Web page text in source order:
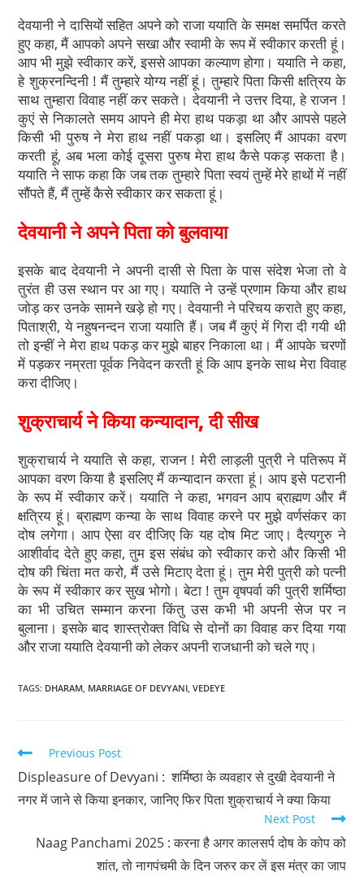
देवयानी ने दासियों सहित अपने को राजा ययाति के समक्ष समर्पित करते
हुए कहा, मैं आपको अपने सखा और स्वामी के रूप में स्वीकार करती हूं।
आप भी मुझे स्वीकार करें, इससे आपका कल्याण होगा। ययाति ने कहा,
हे शुक्रनन्दिनी ! मैं तुम्हारे योग्य नहीं हूं। तुम्हारे पिता किसी क्षत्रिय के
साथ तुम्हारा विवाह नहीं कर सकते। देवयानी ने उत्तर दिया, हे राजन !
कुएं से निकालते समय आपने ही मेरा हाथ पकड़ा था और आपसे पहले
किसी भी पुरुष ने मेरा हाथ नहीं पकड़ा था। इसलिए मैं आपका वरण
करती हूं, अब भला कोई दूसरा पुरुष मेरा हाथ कैसे पकड़ सकता है।
ययाति ने साफ कहा कि जब तक तुम्हारे पिता स्वयं तुम्हें मेरे हाथों में नहीं
सौंपते हैं, मैं तुम्हें कैसे स्वीकार कर सकता हूं।
देवयानी ने अपने पिता को बुलवाया
इसके बाद देवयानी ने अपनी दासी से पिता के पास संदेश भेजा तो वे
तुरंत ही उस स्थान पर आ गए। ययाति ने उन्हें प्रणाम किया और हाथ
जोड़ कर उनके सामने खड़े हो गए। देवयानी ने परिचय कराते हुए कहा,
पिताश्री, ये नहुषनन्दन राजा ययाति हैं। जब मैं कुएं में गिरा दी गयी थी
तो इन्हीं ने मेरा हाथ पकड़ कर मुझे बाहर निकाला था। मैं आपके चरणों
में पड़कर नम्रता पूर्वक निवेदन करती हूं कि आप इनके साथ मेरा विवाह
करा दीजिए।
शुक्राचार्य ने किया कन्यादान, दी सीख
शुक्राचार्य ने ययाति से कहा, राजन ! मेरी लाड़ली पुत्री ने पतिरूप में
आपका वरण किया है इसलिए मैं कन्यादान करता हूं। आप इसे पटरानी
के रूप में स्वीकार करें। ययाति ने कहा, भगवन आप ब्राह्मण और मैं
क्षत्रिय हूं। ब्राह्मण कन्या के साथ विवाह करने पर मुझे वर्णसंकर का
दोष लगेगा। आप ऐसा वर दीजिए कि यह दोष मिट जाए। दैत्यगुरु ने
आशीर्वाद देते हुए कहा, तुम इस संबंध को स्वीकार करो और किसी भी
दोष की चिंता मत करो, मैं उसे मिटाए देता हूं। तुम मेरी पुत्री को पत्नी
के रूप में स्वीकार कर सुख भोगो। बेटा ! तुम वृषपर्वा की पुत्री शर्मिष्ठा
का भी उचित सम्मान करना किंतु उस कभी भी अपनी सेज पर न
बुलाना। इसके बाद शास्त्रोक्त विधि से दोनों का विवाह कर दिया गया
और राजा ययाति देवयानी को लेकर अपनी राजधानी को चले गए।
TAGS: DHARAM MARRIAGE OF DEVYANI VEDEYE
Previous Post
Displeasure of Devyani : शर्मिष्ठा के व्यवहार से दुखी देवयानी ने
नगर में जाने से किया इनकार, जानिए फिर पिता शुक्राचार्य ने क्या किया
Next Post
Naag Panchami 2025 : करना है अगर कालसर्प दोष के कोप को
शांत, तो नागपंचमी के दिन जरुर कर लें इस मंत्र का जाप